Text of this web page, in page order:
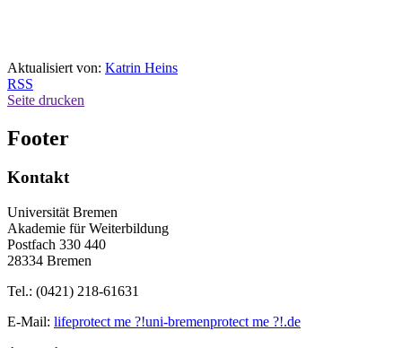
Aktualisiert von: Katrin Heins
RSS
Seite drucken
Footer
Kontakt
Universität Bremen
Akademie für Weiterbildung
Postfach 330 440
28334 Bremen
Tel.: (0421) 218-61631
E-Mail: lifeprotect me ?!uni-bremenprotect me ?!.de